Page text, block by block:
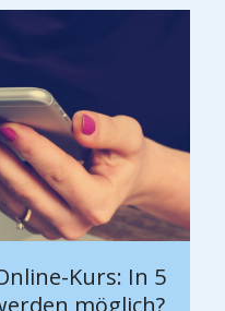
Kurs: In 5
möglich?